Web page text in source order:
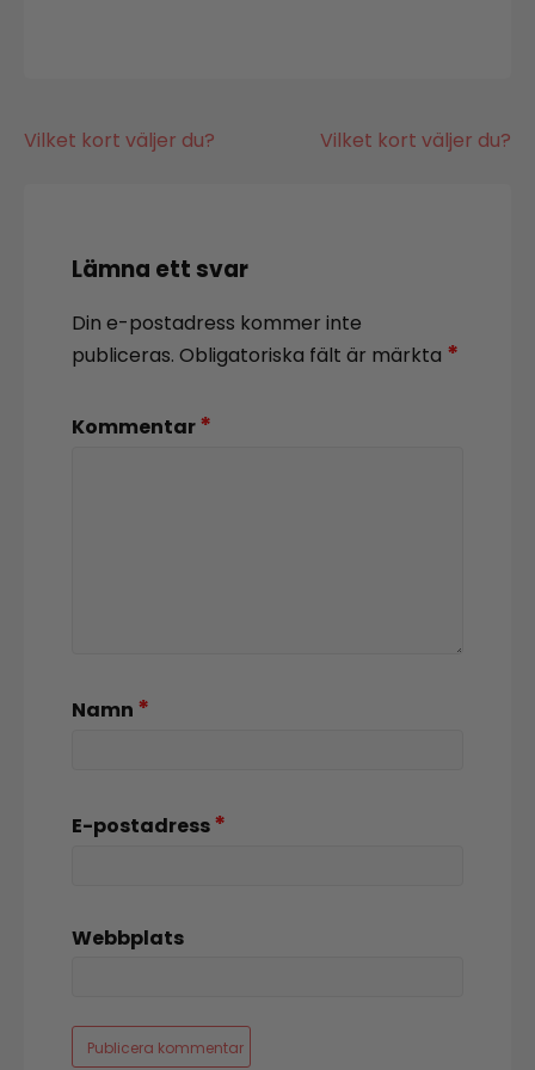
Inläggsnavigering
Vilket kort väljer du? Vilket kort väljer du?
Lämna ett svar
Din e-postadress kommer inte
publiceras. Obligatoriska fält är märkta *
Kommentar*
Namn *
E-postadress*
Webbplats